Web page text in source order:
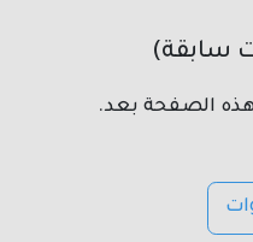
سابقة)
الصفحة بعد.